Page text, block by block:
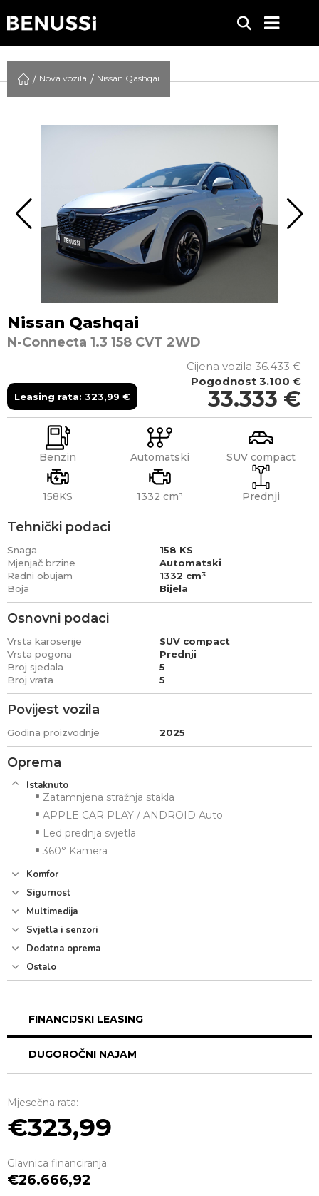
Nova vozila Nissan Qashqai
Nissan Qashqai
N-Connecta 1.3 158 CVT 2WD
Leasing rata: 323,99 €
Cijena vozila 36.433 €
Pogodnost 3.100 €
33.333 €
Benzin Automatski SUV compact
158KS 1332 cm³ Prednji
Tehnički podaci
Snaga
158 KS
Mjenjač brzine
Automatski
Radni obujam
1332 cm³
Boja
Bijela
Osnovni podaci
Vrsta karoserije
SUV compact
Vrsta pogona
Prednji
Broj sjedala
5
Broj vrata
5
Povijest vozila
Godina proizvodnje 2025
Oprema
Istaknuto
Zatamnjena stražnja stakla
APPLE CAR PLAY / ANDROID Auto
Led prednja svjetla
360° Kamera
Komfor
Sigurnost
Multimedija
Svjetla i senzori
Dodatna oprema
Ostalo
FINANCIJSKI LEASING
DUGOROČNI NAJAM
Mjesečna rata:
323,99
Glavnica financiranja:
26.666,92